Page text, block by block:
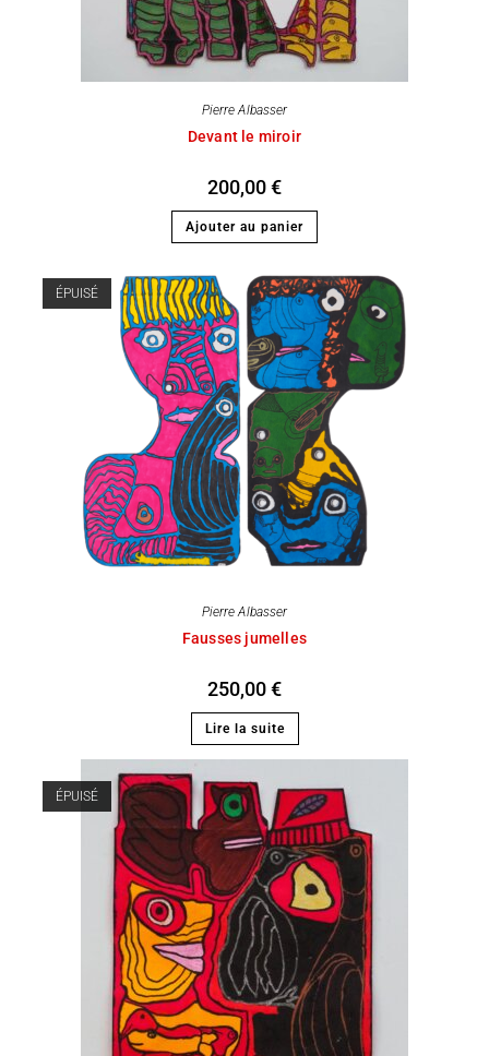
Pierre Albasser
Devant le miroir
200,00€
Ajouter au panier
ÉPUISÉ
Pierre Albasser
Fausses jumelles
250,00€
Lire la suite
ÉPUISÉ